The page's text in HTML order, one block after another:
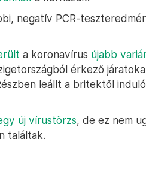
negatív PCR-
a koronavírus újabb
érkező
leállt a britektől
új vírustörzs, de ez nem
találtak.